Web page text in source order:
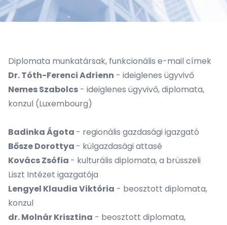
Diplomata munkatársak, funkcionális e-mail címek
Dr. Tóth-Ferenci Adrienn - ideiglenes ügyvivő
Nemes Szabolcs - ideiglenes ügyvivő, diplomata,
konzul (Luxembourg)
Badinka Ágota - regionális gazdasági igazgató
Bősze Dorottya - külgazdasági attasé
Kovács Zsófia - kulturális diplomata, a brüsszeli
Liszt Intézet igazgatója
Lengyel Klaudia Viktória - beosztott diplomata,
konzul
dr. Molnár Krisztina - beosztott diplomata,